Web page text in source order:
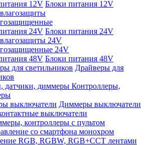
Блоки питания 12V
Блоки питания 24V
24V
24V
Блоки питания 48V
Драйверы для
Контроллеры,
Диммеры выключатели
выключатели
контроллеры с пультом
со смартфона монохром